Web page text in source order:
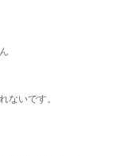
ないです。